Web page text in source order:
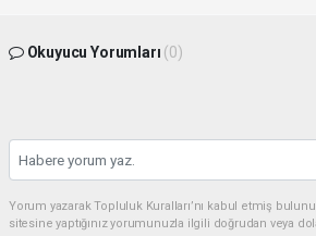
Okuyucu Yorumları (0)
Yorum yazarak Topluluk Kuralları’nı kabul etmiş
sitesine yaptığınız yorumunuzla ilgili doğrudan veya